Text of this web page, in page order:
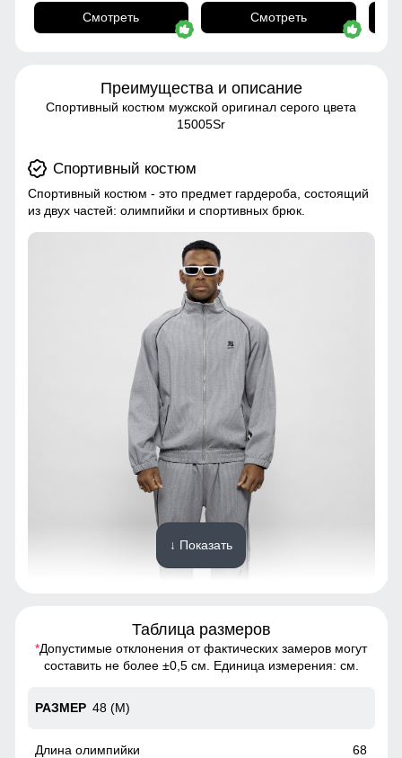
Смотреть Смотреть
Преимущества и описание
Спортивный костюм мужской оригинал серого цвета
15005Sr
Спортивный костюм
Спортивный костюм - это предмет гардероба, состоящий
из двух частей: олимпийки и спортивных брюк.
Спортивный костюм - это предмет гардероба, состоящий
из двух частей: олимпийки и спортивных брюк.
Регулируемая посадка
Благодаря резинке,брюки можно легко затянуть или
↓ Показать
Таблица размеров
*Допустимые отклонения от фактических замеров могут
составить не более ±0,5 см. Единица измерения: см.
48 (M)
68